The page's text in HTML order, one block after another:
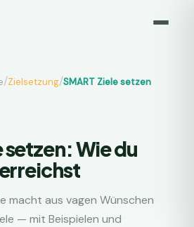
/Zielsetzung/SMART Ziele setzen
Wie du
macht aus vagen Wünschen
— mit Beispielen und